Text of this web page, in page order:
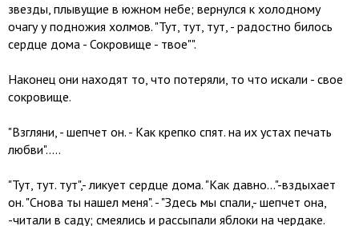
звезды, плывущие в южном небе; вернулся к холодному
очагу у подножия холмов. "Тут, тут, тут, - радостно билось
сердце дома - Сокровище - твое"".
Наконец они находят то, что потеряли, то что искали - свое
сокровище.
"Взгляни, - шепчет он. - Как крепко спят. на их устах печать
любви".....
"Тут, тут. тут",- ликует сердце дома. "Как давно..."-вздыхает
он. "Снова ты нашел меня". - "Здесь мы спали,- шепчет она,
-читали в саду; смеялись и рассыпали яблоки на чердаке.